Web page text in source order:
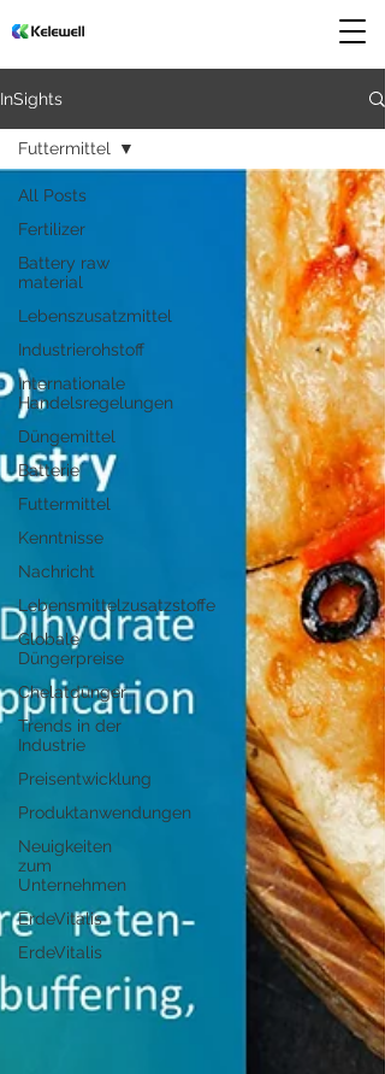
InSights
All Posts
Fertilizer
Battery raw
material
Lebenszusatzmittel
Industrierohstoff
Internationale
Handelsregelungen
Düngemittel
Batterie
Futtermittel
Kenntnisse
Nachricht
Lebensmittelzusatzstoffe
Globale
Düngerpreise
Chelatdünger
Trends in der
Industrie
Preisentwicklung
Produktanwendungen
Neuigkeiten
zum
Unternehmen
ErdeVitalis
ErdeVitalis
Futtermittel